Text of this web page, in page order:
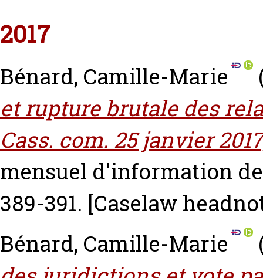
2017
Bénard, Camille-Marie
et rupture brutale des
Cass. com. 25 janvier
mensuel d'information
389-391. [Caselaw
Bénard, Camille-Marie